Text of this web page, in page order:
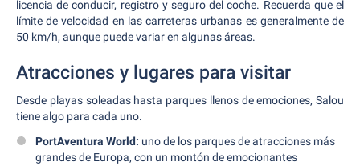
licencia de conducir, registro y seguro del coche. Recuerda que el
límite de velocidad en las carreteras urbanas es generalmente de
50 km/h, aunque puede variar en algunas áreas.
Atracciones y lugares para visitar
Desde playas soleadas hasta parques llenos de emociones, Salou
tiene algo para cada uno.
PortAventura World: uno de los parques de atracciones más
grandes de Europa, con un montón de emocionantes